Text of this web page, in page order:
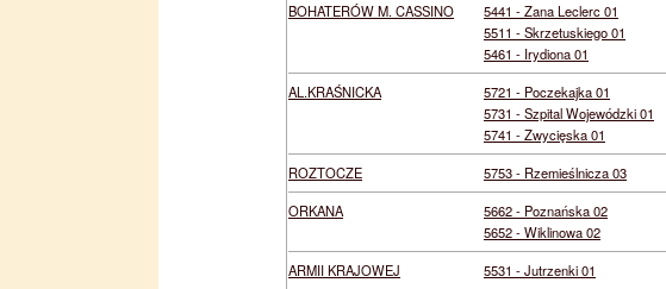
BOHATERÓW M. CASSINO
5441 - Zana Leclerc 01
5511 - Skrzetuskiego 01
5461 - Irydiona 01
AL.KRAŚNICKA
5721 - Poczekajka 01
5731 - Szpital Wojewódzki 01
5741 - Zwycięska 01
ROZTOCZE
5753 - Rzemieślnicza 03
ORKANA
5662 - Poznańska 02
5652 - Wiklinowa 02
ARMII KRAJOWEJ
5531 - Jutrzenki 01